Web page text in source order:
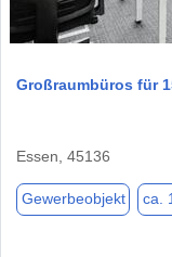
Großraumbüros für
Essen, 45136
Gewerbeobjekt ca.